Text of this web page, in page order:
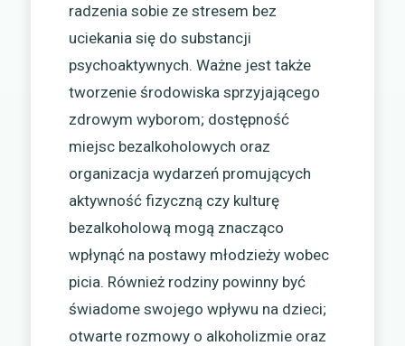
radzenia sobie ze stresem bez
uciekania się do substancji
psychoaktywnych. Ważne jest także
tworzenie środowiska sprzyjającego
zdrowym wyborom; dostępność
miejsc bezalkoholowych oraz
organizacja wydarzeń promujących
aktywność fizyczną czy kulturę
bezalkoholową mogą znacząco
wpłynąć na postawy młodzieży wobec
picia. Również rodziny powinny być
świadome swojego wpływu na dzieci;
otwarte rozmowy o alkoholizmie oraz